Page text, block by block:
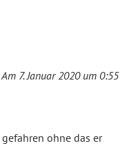
Am 7. Januar 2020 um 0:55
ohne das er